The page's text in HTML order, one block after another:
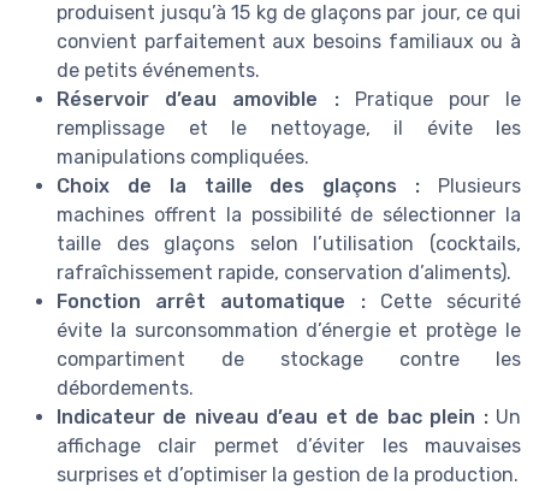
produisent jusqu’à 15 kg de glaçons par jour, ce qui
convient parfaitement aux besoins familiaux ou à
de petits événements.
Réservoir d’eau amovible :Pratique pour le
remplissage et le nettoyage, il évite les
manipulations compliquées.
Choix de la taille des glaçons : Plusieurs
machines offrent la possibilité de sélectionner la
taille des glaçons selon l’utilisation (cocktails,
rafraîchissement rapide, conservation d’aliments).
Fonction arrêt automatique :Cette sécurité
évite la surconsommation d’énergie et protège le
compartiment de stockage contre les
débordements.
Indicateur de niveau d’eau et de bac plein :Un
affichage clair permet d’éviter les mauvaises
surprises et d’optimiser la gestion de la production.